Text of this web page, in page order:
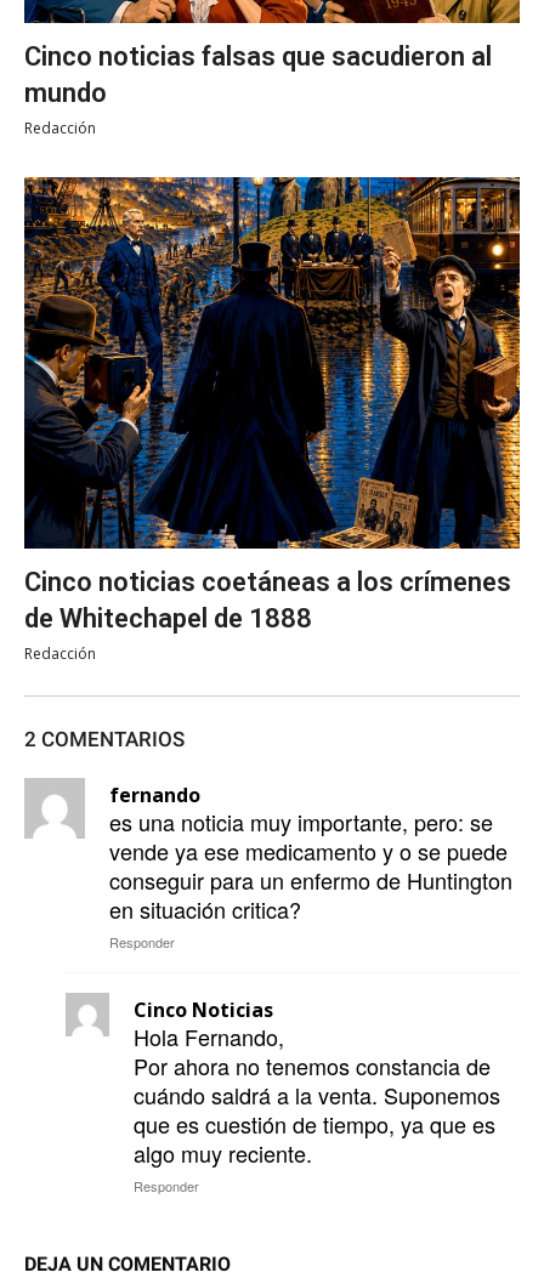
Cinco noticias falsas que sacudieron al
mundo
Redacción
Cinco noticias coetáneas a los crímenes
de Whitechapel de 1888
Redacción
2 COMENTARIOS
fernando
es una noticia muy importante, pero: se
vende ya ese medicamento y o se puede
conseguir para un enfermo de Huntington
en situación critica?
Responder
Cinco Noticias
Hola Fernando,
Por ahora no tenemos constancia de
cuándo saldrá a la venta. Suponemos
que es cuestión de tiempo, ya que es
algo muy reciente.
Responder
DEJA UN COMENTARIO